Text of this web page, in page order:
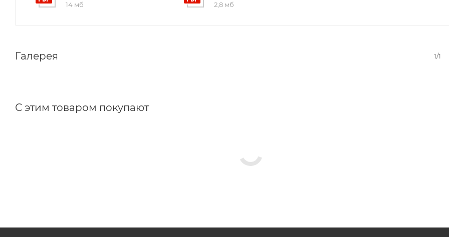
14 мб 2,8 мб
Галерея 1/1
С этим товаром покупают